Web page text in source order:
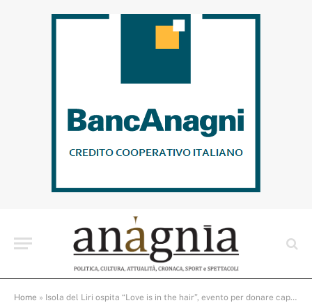
Home » Isola del Liri ospita “Love is in the hair”, evento per donare capelli ai pazienti oncologici e sostenere la Banca dei Capelli